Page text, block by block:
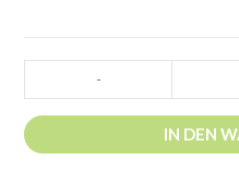
Edelstahl
mit
Spannverschluss
-
IN DEN